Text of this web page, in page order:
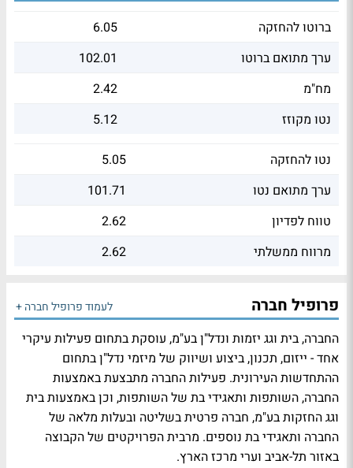
ברוטו להחזקה
6.05
ערך מתואם ברוטו
102.01
מח"מ
2.42
נטו מקוזז
5.12
נטו להחזקה
5.05
ערך מתואם נטו
101.71
טווח לפדיון
2.62
מרווח ממשלתי
2.62
פרופיל חברה לעמוד פרופיל חברה +
החברה, בית וגג יזמות ונדל"ן בע"מ, עוסקת בתחום פעילות עיקרי
אחד - ייזום, תכנון, ביצוע ושיווק של מיזמי נדל"ן בתחום
ההתחדשות העירונית. פעילות החברה מתבצעת באמצעות
החברה, השותפות ותאגידי בת של השותפות, וכן באמצעות בית
וגג החזקות בע"מ, חברה פרטית בשליטה ובעלות מלאה של
החברה ותאגידי בת נוספים. מרבית הפרויקטים של הקבוצה
באזור תל-אביב וערי מרכז הארץ.